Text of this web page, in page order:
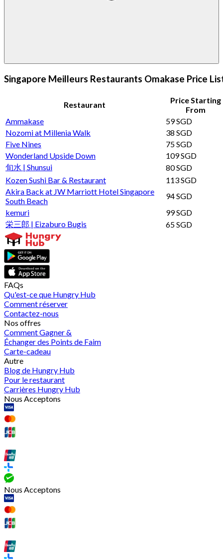
Singapore Meilleurs Restaurants Omakase Price
Restaurant
Price Starting
From
Ammakase
59 SGD
Nozomi at Millenia Walk
38 SGD
Five Nines
75 SGD
Wonderland Upside Down
109 SGD
旬水 | Shunsui
80 SGD
Kozen Sushi Bar & Restaurant
113 SGD
Akira Back at JW Marriott Hotel Singapore
South Beach
94 SGD
kemuri
99 SGD
栄三郎 | Eizaburo Bugis
65 SGD
FAQs
Qu'est-ce que Hungry Hub
Comment réserver
Contactez-nous
Nos offres
Comment Gagner &
Échanger des Points de Faim
Carte-cadeau
Autre
Blog de Hungry Hub
Pour le restaurant
Carrières Hungry Hub
Nous Acceptons
Nous Acceptons